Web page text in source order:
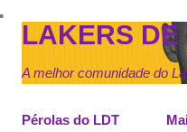
Pular para
LAKERS DE
A melhor comunidade do
Pérolas do LDT